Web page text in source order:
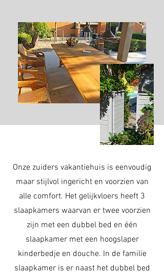
Onze zuiders vakantiehuis is eenvoudig
maar stijlvol ingericht en voorzien van
alle comfort. Het gelijkvloers heeft 3
slaapkamers waarvan er twee voorzien
zijn met een dubbel bed en één
slaapkamer met een hoogslaper
kinderbedje en douche. In de familie
slaapkamer is er naast het dubbel bed